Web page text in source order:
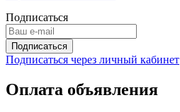
Подписаться
Подписаться через личный кабинет
Оплата объявления